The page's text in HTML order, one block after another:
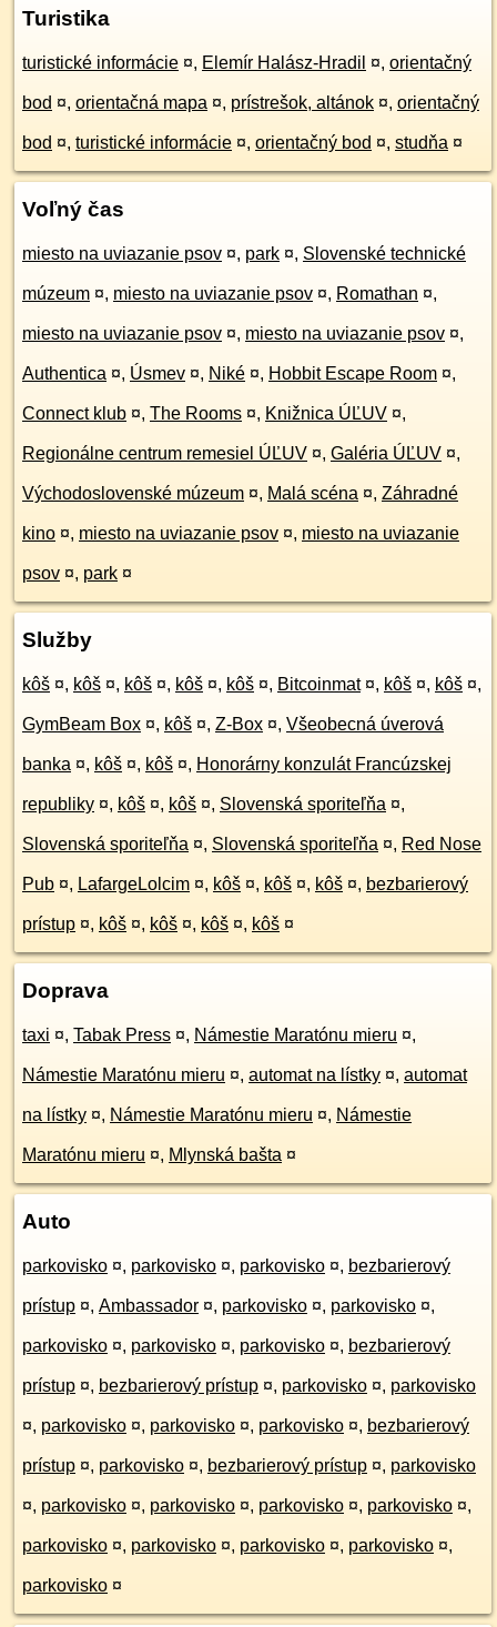
Turistika
turistické informácie ¤, Elemír Halász-Hradil ¤, orientačný
bod ¤, orientačná mapa ¤, prístrešok, altánok ¤, orientačný
bod ¤, turistické informácie ¤, orientačný bod ¤, studňa ¤
Voľný čas
miesto na uviazanie psov ¤, park ¤, Slovenské technické
múzeum ¤, miesto na uviazanie psov ¤, Romathan ¤,
miesto na uviazanie psov ¤, miesto na uviazanie psov ¤,
Authentica ¤, Úsmev ¤, Niké ¤, Hobbit Escape Room ¤,
Connect klub ¤, The Rooms ¤, Knižnica ÚĽUV ¤,
Regionálne centrum remesiel ÚĽUV ¤, Galéria ÚĽUV ¤,
Východoslovenské múzeum ¤, Malá scéna ¤, Záhradné
kino ¤, miesto na uviazanie psov ¤, miesto na uviazanie
psov ¤, park ¤
Služby
kôš ¤, kôš ¤, kôš ¤, kôš ¤, kôš ¤, Bitcoinmat ¤, kôš ¤, kôš ¤,
GymBeam Box ¤, kôš ¤, Z-Box ¤, Všeobecná úverová
banka ¤, kôš ¤, kôš ¤, Honorárny konzulát Francúzskej
republiky ¤, kôš ¤, kôš ¤, Slovenská sporiteľňa ¤,
Slovenská sporiteľňa ¤, Slovenská sporiteľňa ¤, Red Nose
Pub ¤, LafargeLolcim ¤, kôš ¤, kôš ¤, kôš ¤, bezbarierový
prístup ¤, kôš ¤, kôš ¤, kôš ¤, kôš ¤
Doprava
taxi ¤, Tabak Press ¤, Námestie Maratónu mieru ¤,
Námestie Maratónu mieru ¤, automat na lístky ¤, automat
na lístky ¤, Námestie Maratónu mieru ¤, Námestie
Maratónu mieru ¤, Mlynská bašta ¤
Auto
parkovisko ¤, parkovisko ¤, parkovisko ¤, bezbarierový
prístup ¤, Ambassador ¤, parkovisko ¤, parkovisko ¤,
parkovisko ¤, parkovisko ¤, parkovisko ¤, bezbarierový
prístup ¤, bezbarierový prístup ¤, parkovisko ¤, parkovisko
¤, parkovisko ¤, parkovisko ¤, parkovisko ¤, bezbarierový
prístup ¤, parkovisko ¤, bezbarierový prístup ¤, parkovisko
¤, parkovisko ¤, parkovisko ¤, parkovisko ¤, parkovisko ¤,
parkovisko ¤, parkovisko ¤, parkovisko ¤, parkovisko ¤,
parkovisko ¤